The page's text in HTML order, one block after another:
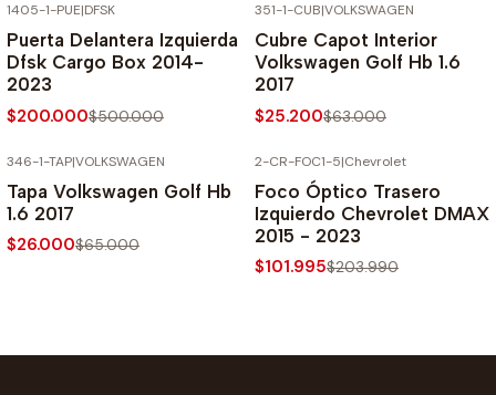
1405-1-PUE|DFSK
Puerta Delantera Izquierda
Dfsk Cargo Box 2014-
2023
$200.000$500.000
351-1-CUB|VOLKSWAGEN
Cubre Capot Interior
Volkswagen Golf Hb 1.6
2017
$25.200$63.000
346-1-TAP|VOLKSWAGEN
Tapa Volkswagen Golf Hb
1.6 2017
$26.000$65.000
-50% SOBRE PRECIO NORMAL
2-CR-FOC1-5|Chevrolet
Foco Óptico Trasero
Izquierdo Chevrolet DMAX
2015 - 2023
$101.995$203.990